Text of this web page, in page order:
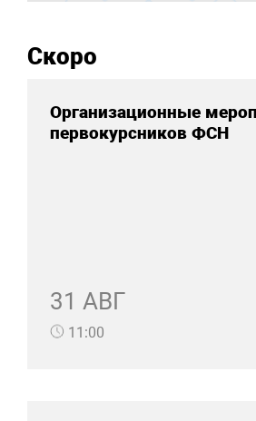
Скоро
Организационные
первокурсников ФСН
31 АВГ
11:00